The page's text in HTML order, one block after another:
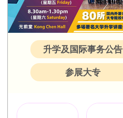
升学及国际事务公告
参展大专